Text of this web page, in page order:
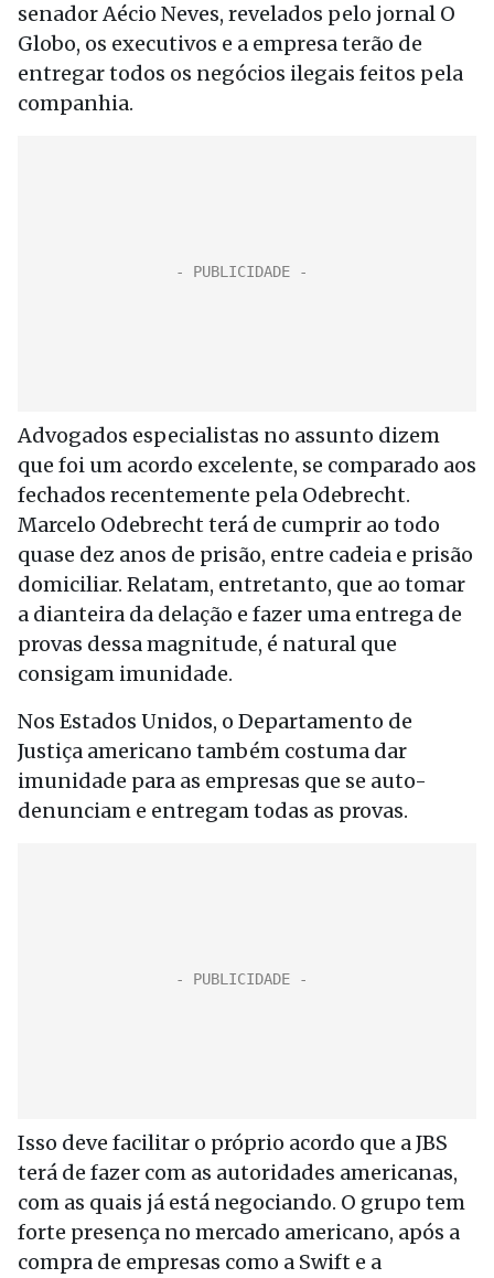
senador Aécio Neves, revelados pelo jornal O
Globo, os executivos e a empresa terão de
entregar todos os negócios ilegais feitos pela
companhia.
Advogados especialistas no assunto dizem
que foi um acordo excelente, se comparado aos
fechados recentemente pela Odebrecht.
Marcelo Odebrecht terá de cumprir ao todo
quase dez anos de prisão, entre cadeia e prisão
domiciliar. Relatam, entretanto, que ao tomar
a dianteira da delação e fazer uma entrega de
provas dessa magnitude, é natural que
consigam imunidade.
Nos Estados Unidos, o Departamento de
Justiça americano também costuma dar
imunidade para as empresas que se auto-
denunciam e entregam todas as provas.
Isso deve facilitar o próprio acordo que a JBS
terá de fazer com as autoridades americanas,
com as quais já está negociando. O grupo tem
forte presença no mercado americano, após a
compra de empresas como a Swift e a